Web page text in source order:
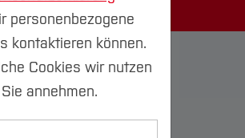
personenbezogene
kontaktieren können.
Cookies wir nutzen
annehmen.